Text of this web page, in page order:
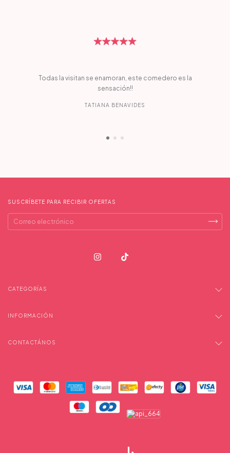
Todas la visitan se enamoran, este comedero es la
sensación!!
TATIANA BENAVIDES
SUSCRÍBETE PARA RECIBIR OFERTAS
CATEGORÍAS
INFORMACIÓN
CONTACTÁNOS